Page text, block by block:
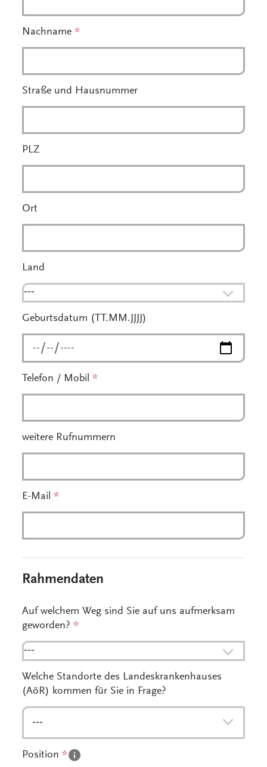
Nachname*
Straße und Hausnummer
PLZ
Ort
Land
---
Geburtsdatum (TT.MM.JJJJ)
Telefon / Mobil*
weitere Rufnummern
E-Mail*
Rahmendaten
Auf welchem Weg sind Sie auf uns aufmerksam
geworden?*
---
Welche Standorte des Landeskrankenhauses
(AöR) kommen für Sie in Frage?
---
Position*